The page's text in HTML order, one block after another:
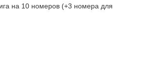
на 10 номеров (+3 номера для